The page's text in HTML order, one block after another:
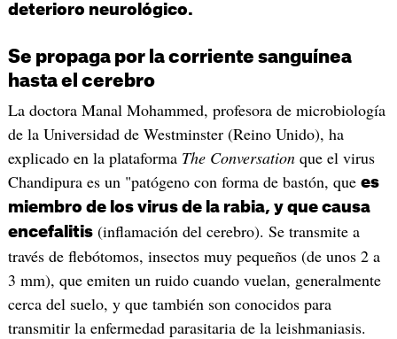
deterioro neurológico.
Se propaga por la corriente sanguínea
hasta el cerebro
La doctora Manal Mohammed, profesora de microbiología
de la Universidad de Westminster (Reino Unido), ha
explicado en la plataforma The Conversationque el virus
Chandipura es un "patógeno con forma de bastón, que es
miembro de los virus de la rabia, y que causa
encefalitis(inflamación del cerebro). Se transmite a
través de flebótomos, insectos muy pequeños (de unos 2 a
3 mm), que emiten un ruido cuando vuelan, generalmente
cerca del suelo, y que también son conocidos para
transmitir la enfermedad parasitaria de la leishmaniasis.